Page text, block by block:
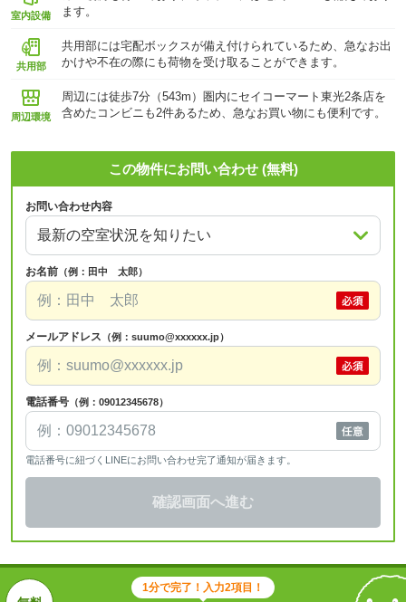
室内設備
ます。
共用部
共用部には宅配ボックスが備え付けられているため、急なお出
かけや不在の際にも荷物を受け取ることができます。
周辺環境
周辺には徒歩7分（543m）圏内にセイコーマート東光2条店を
含めたコンビニも2件あるため、急なお買い物にも便利です。
この物件にお問い合わせ (無料)
お問い合わせ内容
お名前 （例：田中 太郎）
メールアドレス （例：suumo@xxxxxx.jp）
電話番号 （例：09012345678）
電話番号に紐づくLINEにお問い合わせ完了通知が届きます。
確認画面へ進む
1分で完了！入力2項目！